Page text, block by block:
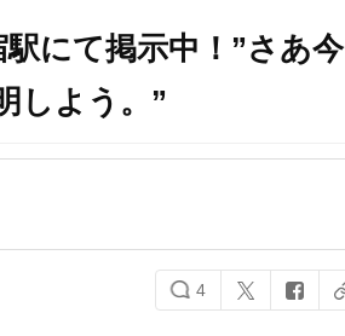
にて掲示中！”さあ今
しよう。”
4